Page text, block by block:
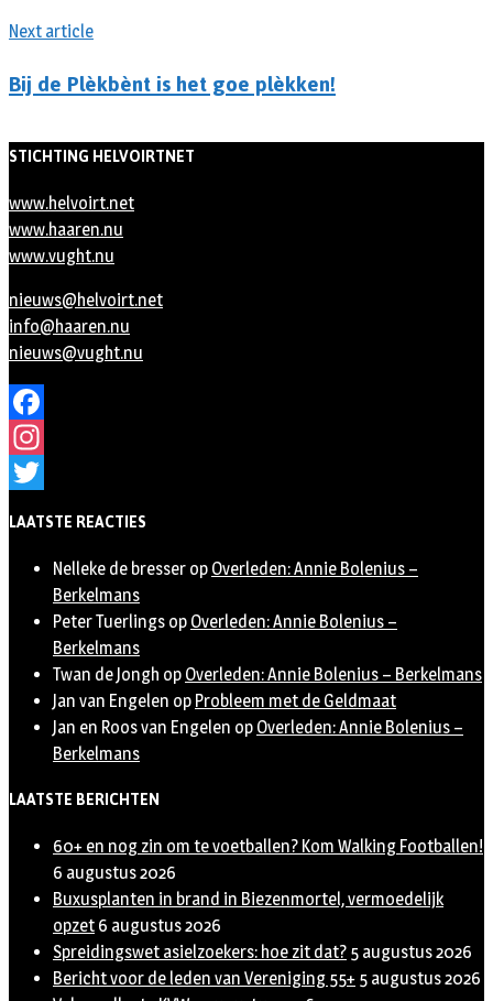
Next article
Bij de Plèkbènt is het goe plèkken!
STICHTING HELVOIRTNET
www.helvoirt.net
www.haaren.nu
www.vught.nu
nieuws@helvoirt.net
info@haaren.nu
nieuws@vught.nu
Facebook
Instagram
LAATSTE REACTIES
Nelleke de bresser op Overleden: Annie Bolenius –
Berkelmans
Peter Tuerlings op Overleden: Annie Bolenius –
Berkelmans
Twan de Jongh op Overleden: Annie Bolenius – Berkelmans
Jan van Engelen op Probleem met de Geldmaat
Jan en Roos van Engelen op Overleden: Annie Bolenius –
Berkelmans
LAATSTE BERICHTEN
60+ en nog zin om te voetballen? Kom Walking Footballen!
6 augustus 2026
Buxusplanten in brand in Biezenmortel, vermoedelijk
opzet 6 augustus 2026
Spreidingswet asielzoekers: hoe zit dat? 5 augustus 2026
Bericht voor de leden van Vereniging 55+ 5 augustus 2026